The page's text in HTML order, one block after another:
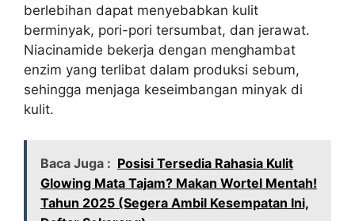
berlebihan dapat menyebabkan kulit
berminyak, pori-pori tersumbat, dan jerawat.
Niacinamide bekerja dengan menghambat
enzim yang terlibat dalam produksi sebum,
sehingga menjaga keseimbangan minyak di
kulit.
Baca Juga : Posisi Tersedia Rahasia Kulit
Glowing Mata Tajam? Makan Wortel Mentah!
Tahun 2025 (Segera Ambil Kesempatan Ini,